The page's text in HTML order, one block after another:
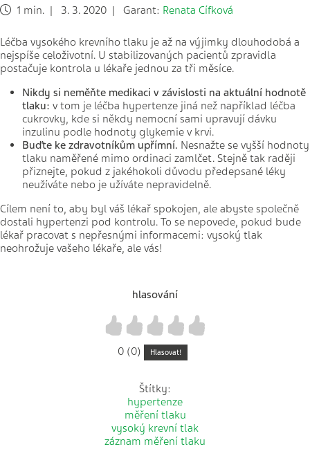
1 min. | 3. 3. 2020 | Garant: Renata Cífková
Léčba vysokého krevního tlaku je až na výjimky dlouhodobá a
nejspíše celoživotní. U stabilizovaných pacientů zpravidla
postačuje kontrola u lékaře jednou za tři měsíce.
Nikdy si neměňte medikaci v závislosti na aktuální hodnotě
tlaku: v tom je léčba hypertenze jiná než například léčba
cukrovky, kde si někdy nemocní sami upravují dávku
inzulinu podle hodnoty glykemie v krvi.
Buďte ke zdravotníkům upřímní. Nesnažte se vyšší hodnoty
tlaku naměřené mimo ordinaci zamlčet. Stejně tak raději
přiznejte, pokud z jakéhokoli důvodu předepsané léky
neužíváte nebo je užíváte nepravidelně.
Cílem není to, aby byl váš lékař spokojen, ale abyste společně
dostali hypertenzi pod kontrolu. To se nepovede, pokud bude
lékař pracovat s nepřesnými informacemi: vysoký tlak
neohrožuje vašeho lékaře, ale vás!
hlasování
4
3
2
1
0 (0) Hlasovat!
Štítky:
hypertenze
měření tlaku
vysoký krevní tlak
záznam měření tlaku